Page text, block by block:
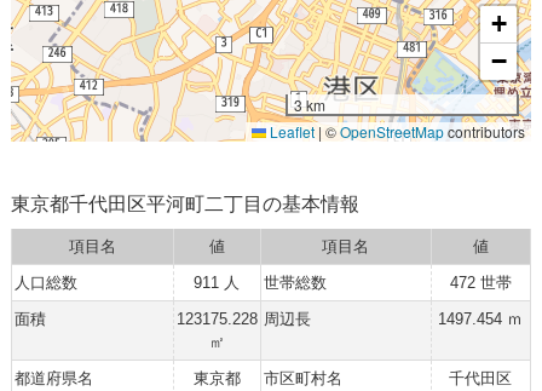
+
−
3 km
Leaflet | ©OpenStreetMapcontributors
東京都千代田区平河町二丁目の基本情報
項目名 値 項目名
値
人口総数
911 人 世帯総数
472 世帯
面積
123175.228
㎡
周辺長 1497.454 ｍ
都道府県名 東京都 市区町村名
千代田区